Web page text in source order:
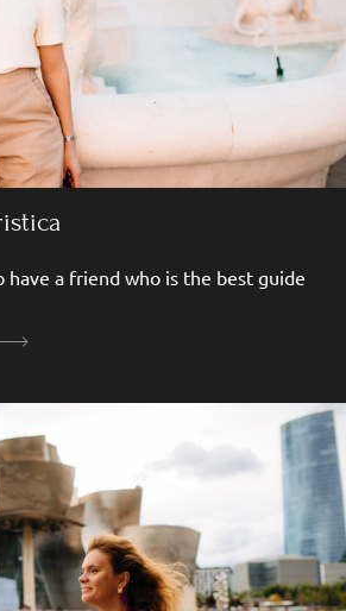
have a friend who is the best guide